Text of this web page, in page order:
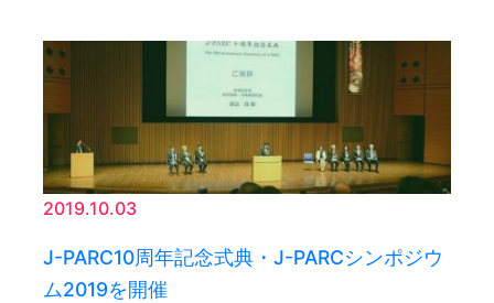
2019.10.03
J-PARC10周年記念式典・J-PARCシンポジウ
ム2019を開催